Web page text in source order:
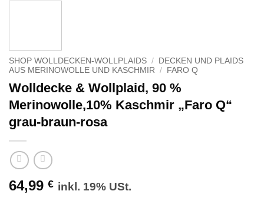
SHOP WOLLDECKEN-WOLLPLAIDS /
DECKEN UND PLAIDS
AUS MERINOWOLLE UND KASCHMIR
/ FARO Q
Wolldecke & Wollplaid, 90 %
Merinowolle,10% Kaschmir „Faro Q“
grau-braun-rosa
64,99 € inkl. 19% USt.